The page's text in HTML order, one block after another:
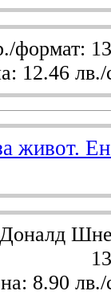
формат:
12.46 лв./
живот.
8.90 лв./